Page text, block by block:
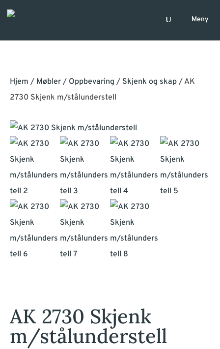
Hjem / Møbler / Oppbevaring / Skjenk og skap / AK
2730 Skjenk m/stålunderstell
AK 2730 Skjenk
m/stålunderstell